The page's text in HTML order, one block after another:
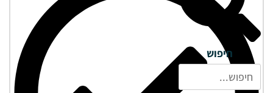
חיפוש